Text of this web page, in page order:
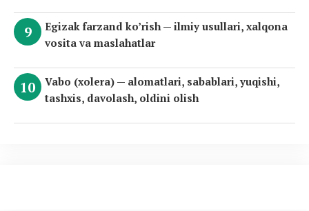
Egizak farzand ko’rish — ilmiy usullari, xalqona
vosita va maslahatlar
Vabo (xolera) — alomatlari, sabablari, yuqishi,
tashxis, davolash, oldini olish